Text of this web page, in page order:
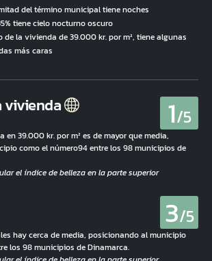
del término municipal tiene noches
tiene cielo nocturno oscuro
de la vivienda de 39.000 kr. por m², tiene algunas
más caras
vivienda 1/5
en 39.000 kr. por m² es de mayor que media,
como el número94 entre los 98 municipios de
3/5
hay cerca de media, posicionando al municipio
los 98 municipios de Dinamarca.